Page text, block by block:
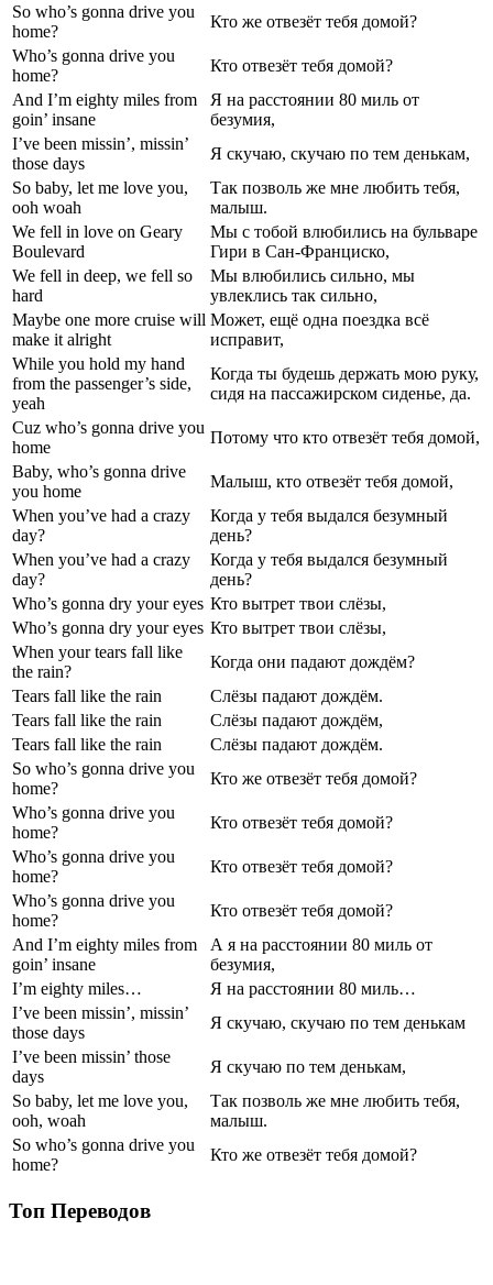
So who’s gonna drive you
home?
Кто же отвезёт тебя домой?
Who’s gonna drive you
home?
Кто отвезёт тебя домой?
And I’m eighty miles from
goin’ insane
Я на расстоянии 80 миль от
безумия,
I’ve been missin’, missin’
those days
Я скучаю, скучаю по тем денькам,
So baby, let me love you,
ooh woah
Так позволь же мне любить тебя,
малыш.
We fell in love on Geary
Boulevard
Мы с тобой влюбились на бульваре
Гири в Сан-Франциско,
We fell in deep, we fell so
hard
Мы влюбились сильно, мы
увлеклись так сильно,
Maybe one more cruise will
make it alright
Может, ещё одна поездка всё
исправит,
While you hold my hand
from the passenger’s side,
yeah
Когда ты будешь держать мою руку,
сидя на пассажирском сиденье, да.
Cuz who’s gonna drive you
home
Потому что кто отвезёт тебя домой,
Baby, who’s gonna drive
you home
Малыш, кто отвезёт тебя домой,
When you’ve had a crazy
day?
Когда у тебя выдался безумный
день?
When you’ve had a crazy
day?
Когда у тебя выдался безумный
день?
Who’s gonna dry your eyes Кто вытрет твои слёзы,
Who’s gonna dry your eyes Кто вытрет твои слёзы,
When your tears fall like
the rain?
Когда они падают дождём?
Tears fall like the rain
Слёзы падают дождём.
Tears fall like the rain
Слёзы падают дождём,
Tears fall like the rain
Слёзы падают дождём.
So who’s gonna drive you
home?
Кто же отвезёт тебя домой?
Who’s gonna drive you
home?
Кто отвезёт тебя домой?
Who’s gonna drive you
home?
Кто отвезёт тебя домой?
Who’s gonna drive you
home?
Кто отвезёт тебя домой?
And I’m eighty miles from
goin’ insane
А я на расстоянии 80 миль от
безумия,
I’m eighty miles…
Я на расстоянии 80 миль…
I’ve been missin’, missin’
those days
Я скучаю, скучаю по тем денькам
I’ve been missin’ those
days
Я скучаю по тем денькам,
So baby, let me love you,
ooh, woah
Так позволь же мне любить тебя,
малыш.
So who’s gonna drive you
home?
Кто же отвезёт тебя домой?
Топ Переводов